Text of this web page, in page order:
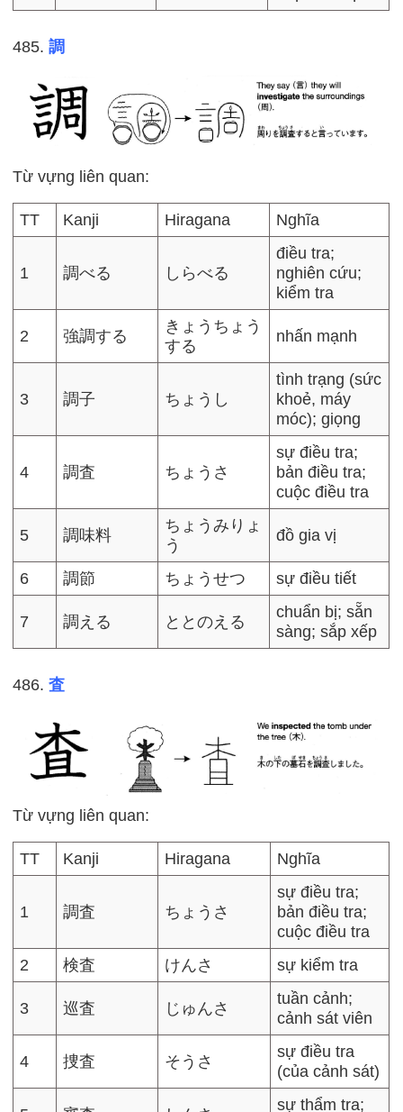
485.調
Từ vựng liên quan:
TT Kanji Hiragana Nghĩa
1 調べる しらべる
điều tra;
nghiên cứu;
kiểm tra
2 強調する
きょうちょう
する
nhấn mạnh
3 調子 ちょうし
tình trạng (sức
khoẻ, máy
móc); giọng
4 調査 ちょうさ
sự điều tra;
bản điều tra;
cuộc điều tra
5 調味料
ちょうみりょ
う
đồ gia vị
6 調節 ちょうせつ sự điều tiết
7 調える ととのえる
chuẩn bị; sẵn
sàng; sắp xếp
486.査
Từ vựng liên quan:
TT Kanji Hiragana Nghĩa
1 調査 ちょうさ
sự điều tra;
bản điều tra;
cuộc điều tra
2
検査 けんさ sự kiểm tra
3 巡査 じゅんさ
tuần cảnh;
cảnh sát viên
4 捜査 そうさ
sự điều tra
(của cảnh sát)
sự thẩm tra;